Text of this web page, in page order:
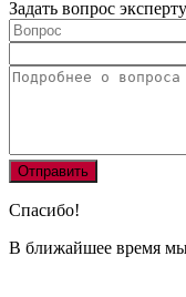
Задать вопрос эксперту
Спасибо!
В ближайшее время